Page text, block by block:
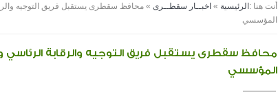
أنت هنا : الرئيسية » اخبــار سقطــرى » محافظ سقطرى يستقبل فريق التوجيه
المؤسسي
محافظ سقطرى يستقبل فريق التوجيه والرقابة الرئاسي
المؤسسي